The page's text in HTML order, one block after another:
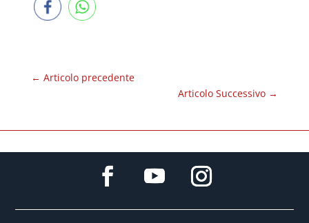
← Articolo precedente
Articolo Successivo →